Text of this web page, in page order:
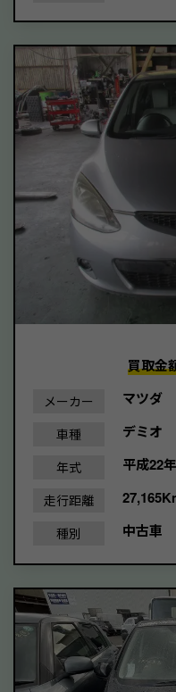
買取金
メーカー マツダ
車種 デミオ
年式 平成22
走行距離
種別 中古車